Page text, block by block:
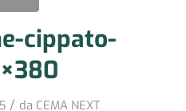
cippato-
/ da CEMA NEXT